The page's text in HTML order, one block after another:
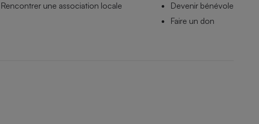
Rencontrer une association locale
Devenir bénévole
Faire un don